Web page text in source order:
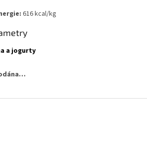
616 kcal/kg
a jogurty